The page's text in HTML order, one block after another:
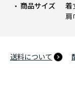
商品サイズ
着
肩
送料について